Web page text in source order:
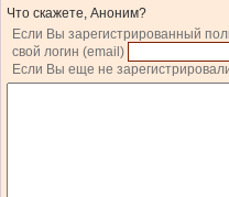
Что скажете, Аноним?
Если Вы зарегистрированный
свой логин (email)
Если Вы еще не